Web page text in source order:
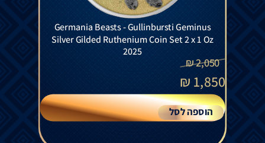
Germania Beasts - Gullinbursti Geminus
Silver Gilded Ruthenium Coin Set 2 x 1 Oz
2025
2,050
₪
1,850
₪
הוספה לסל